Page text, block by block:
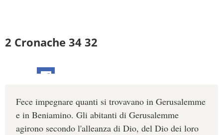
2 Cronache 34 32
Fece impegnare quanti si trovavano in Gerusalemme
e in Beniamino. Gli abitanti di Gerusalemme
agirono secondo l'alleanza di Dio, del Dio dei loro